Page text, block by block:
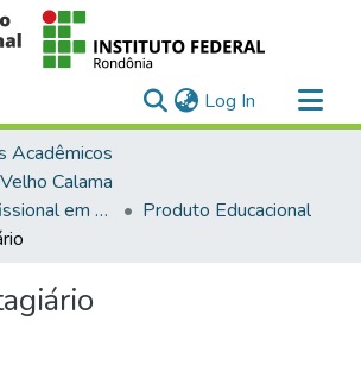
Log In (current)
Acadêmicos
Calama
Mestrado Profissional em Educação Profissional e Tecnológica em Rede Nacional (PROFEPT)
Produto Educacional